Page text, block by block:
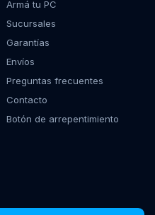
Armá tu PC
Sucursales
Garantías
Envíos
Preguntas frecuentes
Contacto
Botón de arrepentimiento